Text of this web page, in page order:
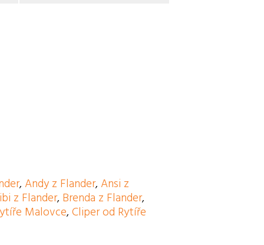
, Andy z Flander, Ansi z
z Flander, Brenda z Flander,
Malovce,Cliper od Rytíře